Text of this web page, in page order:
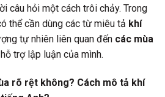
câu hỏi một cách trôi chảy. Trong
thể cần dùng các từ miêu tả khí
tự nhiên liên quan đến các mùa
trợ lập luận của mình.
rõ rệt không? Cách mô tả khí